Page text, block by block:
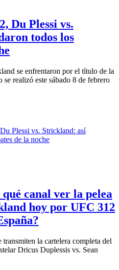
Du Plessi vs.
todos los
se enfrentaron por el título de la
realizó este sábado 8 de febrero
canal ver la pelea
hoy por UFC 312
la cartelera completa del
Dricus Duplessis vs. Sean